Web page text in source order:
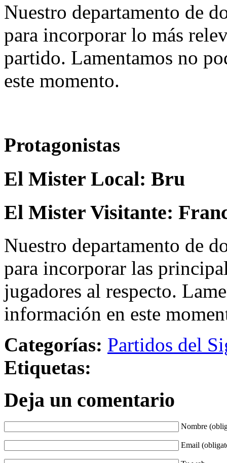
Nuestro departamento de
para incorporar lo más
partido. Lamentamos no
este momento.
Protagonistas
El Mister Local: Bru
El Mister Visitante:
Nuestro departamento de
para incorporar las
jugadores al respecto.
información en este
Categorías: Partidos del
Etiquetas:
Deja un comentario
Nombre
Email